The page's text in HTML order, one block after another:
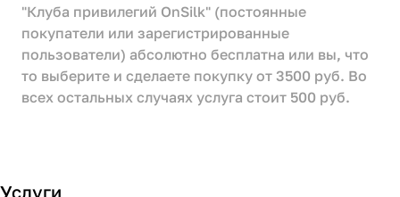
"Клуба привилегий OnSilk" (постоянные
покупатели или зарегистрированные
пользователи) абсолютно бесплатна или вы, что
то выберите и сделаете покупку от 3500 руб. Во
всех остальных случаях услуга стоит 500 руб.
Услуги